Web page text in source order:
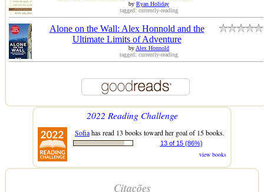
by Ryan Holiday
tagged: currently-reading
Alone on the Wall: Alex Honnold and the
Ultimate Limits of Adventure
byAlex Honnold
tagged: currently-reading
2022 Reading Challenge
Sofiahas read 13 books toward her goal of 15 books.
13 of 15 (86%)
view books
Citações